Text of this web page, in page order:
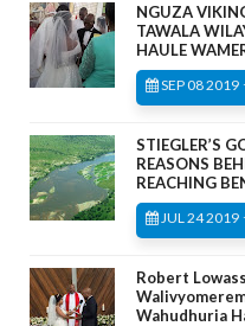
NGUZA
TAWALA
HAULE
SEP 08 2019
STIEGLER’S
REASONS
REACHING
JUL 24 2019
Robert
Wahudhuria